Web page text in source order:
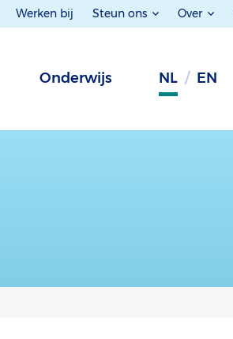
Werken bij Steun ons Over
Onderwijs NL EN